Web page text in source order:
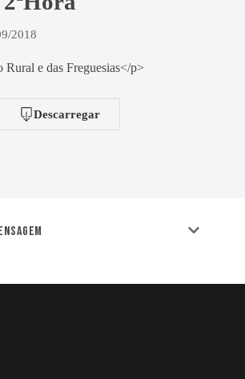
2018
Rural e das Freguesias</p>
Descarregar